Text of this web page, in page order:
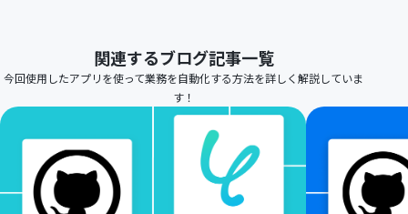
関連するブログ記事一覧
今回使用したアプリを使って業務を自動化する方法を詳しく解説していま
す！